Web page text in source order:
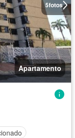
5fotos
Apartamento